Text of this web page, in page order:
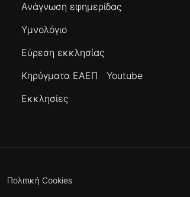
Ανάγνωση εφημερίδας
Υμνολόγιο
Εύρεση εκκλησίας
Κηρύγματα ΕΑΕΠ
Youtube
Εκκλησίες
Πολιτική Cookies